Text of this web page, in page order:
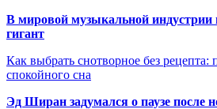
В мировой музыкальной индустрии
гигант
Как выбрать снотворное без рецепта:
спокойного сна
Эд Ширан задумался о паузе после